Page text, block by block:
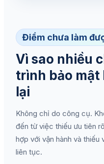
Điểm chưa làm
Vì sao nhiều
trình bảo mật
lại
Không chỉ do công cụ.
đến từ việc thiếu ưu tiên
hợp với vận hành và thiếu
liên tục.